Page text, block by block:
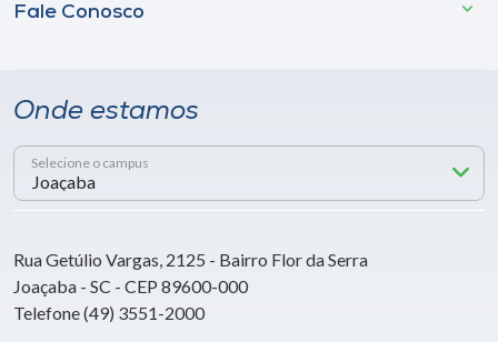
Fale Conosco
Onde estamos
Selecione o campus
Rua Getúlio Vargas, 2125 - Bairro Flor da Serra
Joaçaba - SC - CEP 89600-000
Telefone (49) 3551-2000